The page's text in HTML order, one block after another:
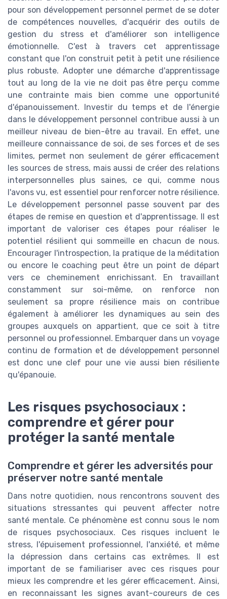
pour son développement personnel permet de se doter
de compétences nouvelles, d'acquérir des outils de
gestion du stress et d'améliorer son intelligence
émotionnelle. C'est à travers cet apprentissage
constant que l'on construit petit à petit une résilience
plus robuste. Adopter une démarche d'apprentissage
tout au long de la vie ne doit pas être perçu comme
une contrainte mais bien comme une opportunité
d'épanouissement. Investir du temps et de l'énergie
dans le développement personnel contribue aussi à un
meilleur niveau de bien-être au travail. En effet, une
meilleure connaissance de soi, de ses forces et de ses
limites, permet non seulement de gérer efficacement
les sources de stress, mais aussi de créer des relations
interpersonnelles plus saines, ce qui, comme nous
l'avons vu, est essentiel pour renforcer notre résilience.
Le développement personnel passe souvent par des
étapes de remise en question et d'apprentissage. Il est
important de valoriser ces étapes pour réaliser le
potentiel résilient qui sommeille en chacun de nous.
Encourager l'introspection, la pratique de la méditation
ou encore le coaching peut être un point de départ
vers ce cheminement enrichissant. En travaillant
constamment sur soi-même, on renforce non
seulement sa propre résilience mais on contribue
également à améliorer les dynamiques au sein des
groupes auxquels on appartient, que ce soit à titre
personnel ou professionnel. Embarquer dans un voyage
continu de formation et de développement personnel
est donc une clef pour une vie aussi bien résiliente
qu'épanouie.
Les risques psychosociaux :
comprendre et gérer pour
protéger la santé mentale
Comprendre et gérer les adversités pour
préserver notre santé mentale
Dans notre quotidien, nous rencontrons souvent des
situations stressantes qui peuvent affecter notre
santé mentale. Ce phénomène est connu sous le nom
de risques psychosociaux. Ces risques incluent le
stress, l'épuisement professionnel, l'anxiété, et même
la dépression dans certains cas extrêmes. Il est
important de se familiariser avec ces risques pour
mieux les comprendre et les gérer efficacement. Ainsi,
en reconnaissant les signes avant-coureurs de ces